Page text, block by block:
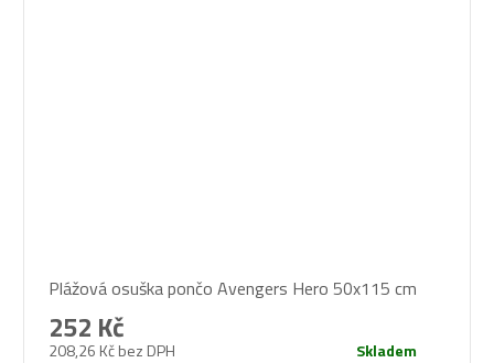
Plážová osuška pončo Avengers Hero 50x115 cm
208,26 Kč bez DPH
252 Kč
Skladem